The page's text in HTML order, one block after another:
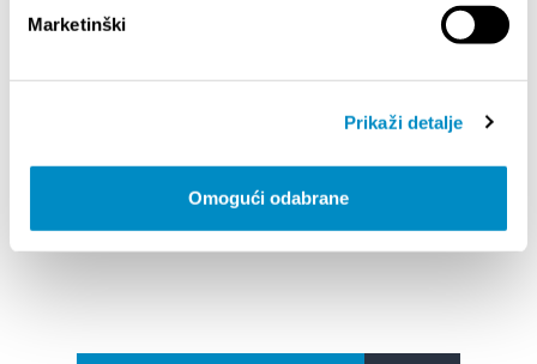
Marketinški
Prikaži detalje
Omogući odabrane
INFORMACIJA – IZDAVANJE REGISTRACIJSKOG